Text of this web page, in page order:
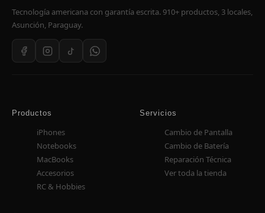
Tecnología americana con garantía escrita. 910+ productos, 3 locales,
Asunción, Paraguay.
Productos
iPhones
Notebooks
MacBooks
Accesorios
RC & Hobbies
Servicios
Cambio de Pantalla
Cambio de Batería
Reparación Técnica
Ver toda la tienda